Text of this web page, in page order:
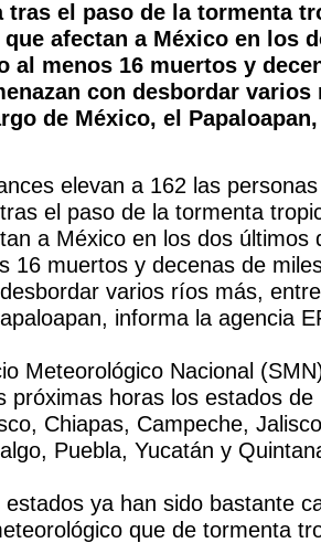
tras el paso de la tormenta
afectan a México en los
al menos 16 muertos y
con desbordar
de México, el
elevan a 162 las
el paso de la tormenta
a México en los dos
16 muertos y decenas de
varios ríos más,
informa la agencia
Meteorológico Nacional
próximas horas los estados
Chiapas, Campeche,
Puebla, Yucatán y
ya han sido bastante
que de tormenta